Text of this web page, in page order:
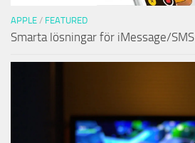
APPLE / FEATURED
Smarta lösningar för iMessage/SMS